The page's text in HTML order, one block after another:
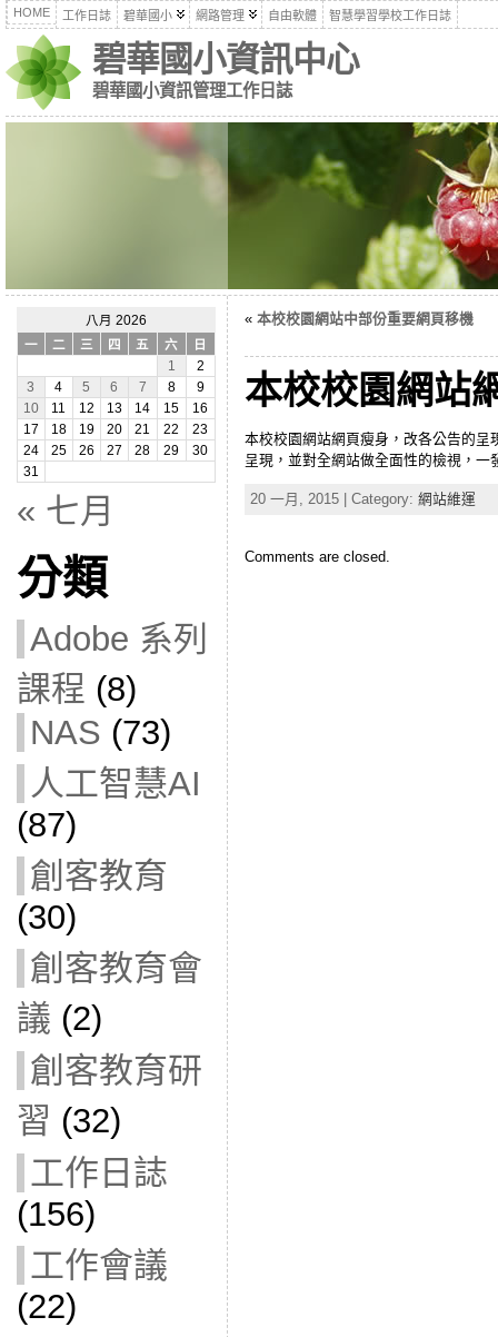
HOME 工作日誌 碧華國小 網路管理 自由軟體 智慧學習學校工作日誌
碧華國小資訊中心
碧華國小資訊管理工作日誌
八月 2026
一
二 三 四 五 六
日
1
2
3
4 5 6 7 8
9
10
11 12 13 14 15
16
17
18 19 20 21 22
23
24
25 26 27 28 29
30
31
« 七月
分類
Adobe 系列
課程 (8)
NAS (73)
人工智慧AI
(87)
創客教育
(30)
創客教育會
議 (2)
創客教育研
習 (32)
工作日誌
(156)
工作會議
(22)
« 本校校園網站中部份重要網頁移機
本校校園網站
本校校園網站網頁瘦身，改各公告的
呈現，並對全網站做全面性的檢視，一
20 一月, 2015 | Category: 網站維運
Comments are closed.